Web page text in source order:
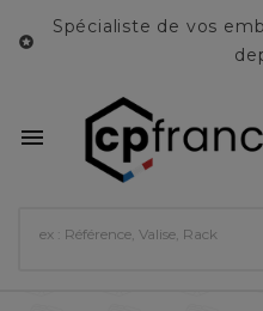

Spécialiste de vos
